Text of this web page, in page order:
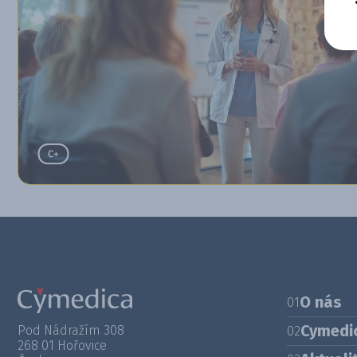
Pod Nádražím 308
268 01 Hořovice
01O nás
02